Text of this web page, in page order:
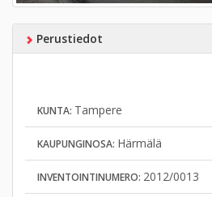
Perustiedot
KUNTA: Tampere
KAUPUNGINOSA: Härmälä
INVENTOINTINUMERO: 2012/0013